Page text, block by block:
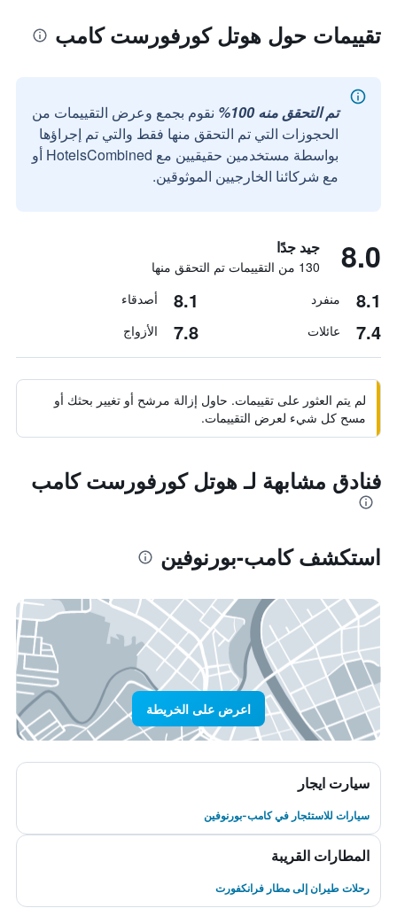
تقييمات حول هوتل كورفورست كامب
تم التحقق منه 100%
نقوم بجمع وعرض التقييمات من
الحجوزات التي تم التحقق منها فقط والتي تم إجراؤها
بواسطة مستخدمين حقيقيين مع HotelsCombined أو
مع شركائنا الخارجيين الموثوقين.
8.0 جيد جدًا
130 من التقييمات تم التحقق منها
8.1 منفرد 8.1 أصدقاء
7.4 عائلات 7.8 الأزواج
لم يتم العثور على تقييمات. حاول إزالة مرشح أو تغيير بحثك أو
مسح كل شيء لعرض التقييمات.
فنادق مشابهة لـ هوتل كورفورست كامب
استكشف كامب-بورنوفين
اعرض على الخريطة
سيارت ايجار
سيارات للاستئجار في كامب-بورنوفين
المطارات القريبة
رحلات طيران إلى مطار فرانكفورت